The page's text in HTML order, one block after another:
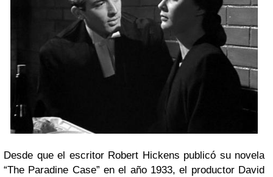
Desde que el escritor Robert Hickens publicó su novela
“The Paradine Case” en el año 1933, el productor David